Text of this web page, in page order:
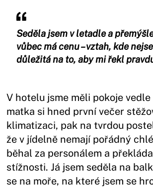
Seděla jsem v letadle a
vůbec má cenu – vztah, kde
důležitá na to, aby mi řekl
V hotelu jsme měli pokoje vedle
matka si hned první večer
klimatizaci, pak na tvrdou
že v jídelně nemají pořádný
běhal za personálem a
stížnosti. Já jsem seděla na
se na moře, na které jsem se